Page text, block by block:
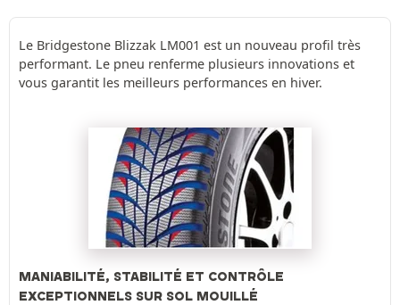
Le Bridgestone Blizzak LM001 est un nouveau profil très
performant. Le pneu renferme plusieurs innovations et
vous garantit les meilleurs performances en hiver.
MANIABILITÉ, STABILITÉ ET CONTRÔLE
EXCEPTIONNELS SUR SOL MOUILLÉ